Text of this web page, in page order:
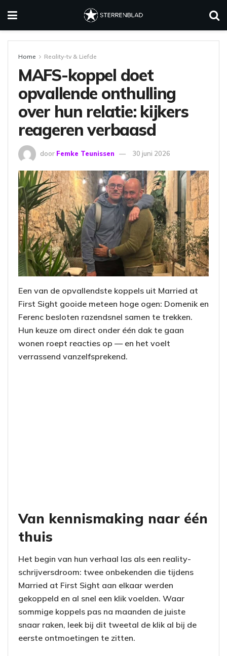
Home Reality-tv & Liefde
MAFS-koppel doet
opvallende onthulling
over hun relatie: kijkers
reageren verbaasd
door Femke Teunissen 30 juni 2026
Een van de opvallendste koppels uit Married at
First Sight gooide meteen hoge ogen: Domenik en
Ferenc besloten razendsnel samen te trekken.
Hun keuze om direct onder één dak te gaan
wonen roept reacties op — en het voelt
verrassend vanzelfsprekend.
Van kennismaking naar één
thuis
Het begin van hun verhaal las als een reality-
schrijversdroom: twee onbekenden die tijdens
Married at First Sight aan elkaar werden
gekoppeld en al snel een klik voelden. Waar
sommige koppels pas na maanden de juiste
snaar raken, leek bij dit tweetal de klik al bij de
eerste ontmoetingen te zitten.